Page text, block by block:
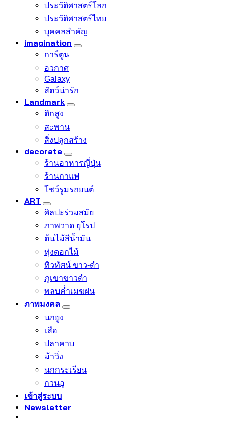
ประวัติศาสตร์โลก
ประวัติศาสตร์ไทย
บุคคลสำคัญ
imagination
การ์ตูน
อวกาศ
Galaxy
สัตว์น่ารัก
Landmark
ตึกสูง
สะพาน
สิ่งปลูกสร้าง
decorate
ร้านอาหารญี่ปุ่น
ร้านกาแฟ
โชว์รูมรถยนต์
ART
ศิลปะร่วมสมัย
ภาพวาด ยุโรป
ต้นไม้สีน้ำมัน
ทุ่งดอกไม้
ทิวทัศน์ ขาว-ดำ
ภูเขาขาวดำ
พลบค่ำเมฆฝน
ภาพมงคล
นกยูง
เสือ
ปลาคาบ
ม้าวิ่ง
นกกระเรียน
กวนอู
เข้าสู่ระบบ
Newsletter